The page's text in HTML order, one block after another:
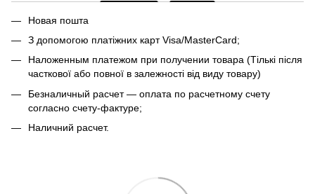
Новая пошта
З допомогою платіжних карт Visa/MasterCard;
Наложенным платежом при получении товара (Тількі після
часткової або повної в залежності від виду товару)
Безналичный расчет — оплата по расчетному счету
согласно счету-фактуре;
Наличний расчет.